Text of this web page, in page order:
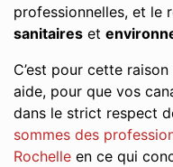
professionnelles, et le
sanitaires et
C’est pour cette
aide, pour que vos
dans le strict respect
sommes des
Rochelle en ce qui